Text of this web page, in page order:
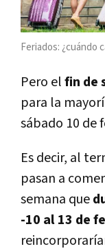
Feriados: ¿cuándo
Pero elfin de
para la
sábado 10 de
Es decir, al
pasan a
semana que
-10 al 13 de